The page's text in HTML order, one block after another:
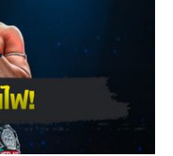
ซเชียลเลยครับ ใช้
กับตัวเอง ครอบครัว